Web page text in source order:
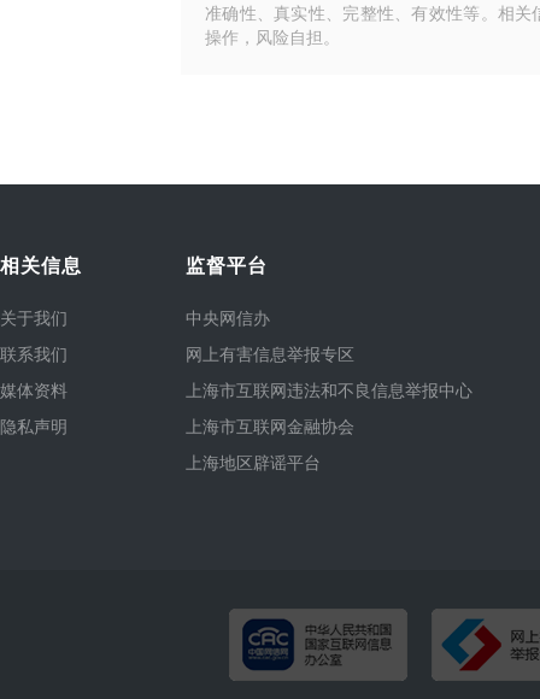
准确性、真实性、完整性、有效性等。相
操作，风险自担。
相关信息
关于我们
联系我们
媒体资料
隐私声明
监督平台
中央网信办
网上有害信息举报专区
上海市互联网违法和不良信息举报中心
上海市互联网金融协会
上海地区辟谣平台